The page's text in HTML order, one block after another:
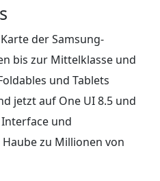
der Samsung-
bis zur Mittelklasse und
und Tablets
jetzt auf One UI 8.5 und
und
zu Millionen von